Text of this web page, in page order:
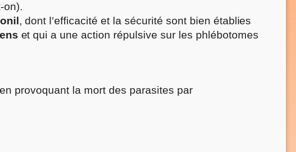
on).
, dont l’efficacité et la sécurité sont bien établies
et qui a une action répulsive sur les phlébotomes
provoquant la mort des parasites par